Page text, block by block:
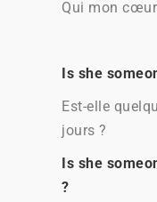
Qui mon
Is she
Est-elle
jours ?
Is she
?